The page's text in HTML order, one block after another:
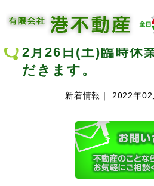
2月26日(土)臨時休
だきます。
新着情報｜ 2022年